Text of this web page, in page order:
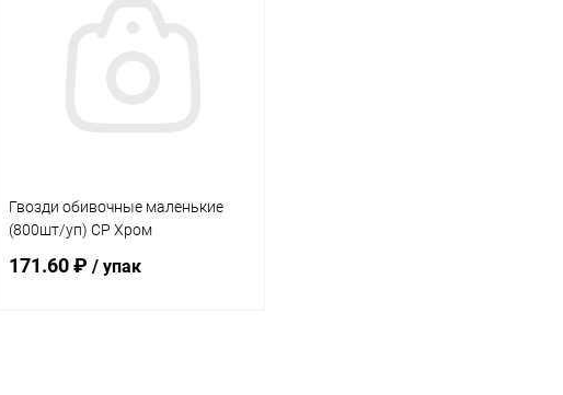
Гвозди обивочные маленькие
(800шт/уп) CP Хром
171.60 ₽ / упак